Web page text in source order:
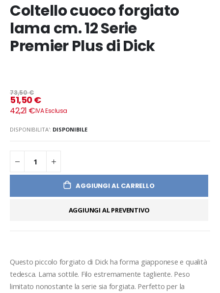
images
gallery
Coltello cuoco forgiato
lama cm. 12 Serie
Premier Plus di Dick
73,50 €
51,50 €
42,21 €
DISPONIBILITA': DISPONIBILE
AGGIUNGI AL CARRELLO
AGGIUNGI AL PREVENTIVO
Questo piccolo forgiato di Dick ha forma giapponese e qualità
tedesca. Lama sottile. Filo estremamente tagliente. Peso
limitato nonostante la serie sia forgiata. Perfetto per la